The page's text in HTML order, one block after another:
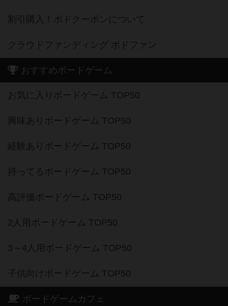
割引購入！ボドクーポンについて
クラウドファンディング ボドファン
おすすめボードゲーム
お気に入りボードゲーム TOP50
興味ありボードゲーム TOP50
経験ありボードゲーム TOP50
持ってるボードゲーム TOP50
高評価ボードゲーム TOP50
2人用ボードゲーム TOP50
3～4人用ボードゲーム TOP50
子供向けボードゲーム TOP50
ボードゲームカフェ